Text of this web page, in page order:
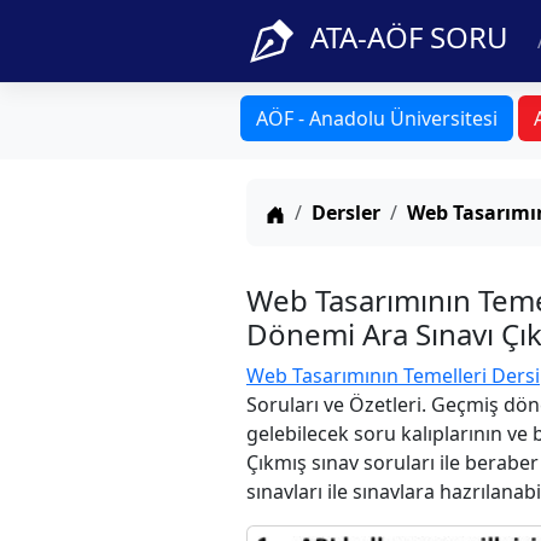
ATA-AÖF SORU
AÖF - Anadolu Üniversitesi
Anasayfa
Dersler Web
Web Tasarımının
Dönemi Ara Sınavı
Web Tasarımının Temelleri Dersi
Soruları ve Özetleri. Geçmiş
gelebilecek soru kalıplarının
Çıkmış sınav soruları ile
sınavları ile sınavlara